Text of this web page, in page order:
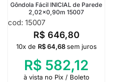
Gôndola Fácil INICIAL de Parede
2,02×0,90m 15007
cod: 15007
R$ 646,80
10x de R$64,68 sem juros
R$ 582,12
à vista no Pix / Boleto